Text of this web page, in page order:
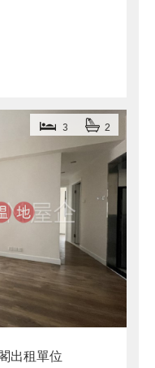
出租單位
3 2